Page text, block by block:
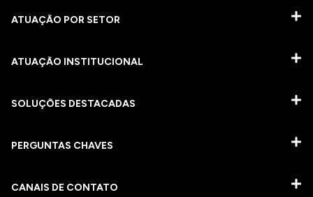
ATUAÇÃO POR SETOR
ATUAÇÃO INSTITUCIONAL
SOLUÇÕES DESTACADAS
PERGUNTAS CHAVES​
CANAIS DE CONTATO